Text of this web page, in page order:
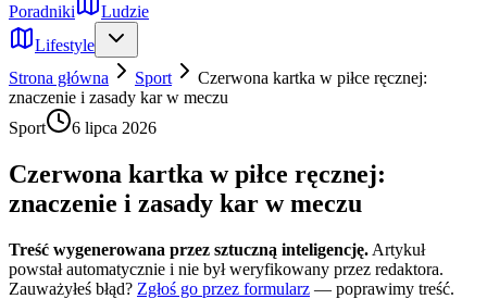
Poradniki
Ludzie
Lifestyle
Strona główna
Sport
Czerwona kartka w piłce ręcznej:
znaczenie i zasady kar w meczu
Sport
6 lipca 2026
Czerwona kartka w piłce ręcznej:
znaczenie i zasady kar w meczu
Treść wygenerowana przez sztuczną inteligencję. Artykuł
powstał automatycznie i nie był weryfikowany przez redaktora.
Zauważyłeś błąd? Zgłoś go przez formularz — poprawimy treść.